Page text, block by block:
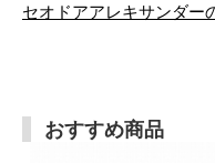
セオドアアレキサンダ
おすすめ商品